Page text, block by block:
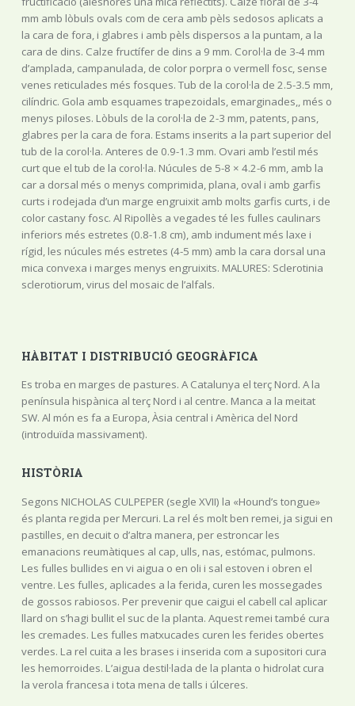
mm amb lòbuls ovals com de cera amb pèls sedosos aplicats a
la cara de fora, i glabres i amb pèls dispersos a la puntam, a la
cara de dins. Calze fructífer de dins a 9 mm. Corol·la de 3-4 mm
d’amplada, campanulada, de color porpra o vermell fosc, sense
venes reticulades més fosques. Tub de la corol·la de 2.5-3.5 mm,
cilíndric. Gola amb esquames trapezoidals, emarginades,, més o
menys piloses. Lòbuls de la corol·la de 2-3 mm, patents, pans,
glabres per la cara de fora. Estams inserits a la part superior del
tub de la corol·la. Anteres de 0.9-1.3 mm. Ovari amb l’estil més
curt que el tub de la corol·la. Núcules de 5-8 × 4.2-6 mm, amb la
car a dorsal més o menys comprimida, plana, oval i amb garfis
curts i rodejada d’un marge engruixit amb molts garfis curts, i de
color castany fosc. Al Ripollès a vegades té les fulles caulinars
inferiors més estretes (0.8-1.8 cm), amb indument més laxe i
rígid, les núcules més estretes (4-5 mm) amb la cara dorsal una
mica convexa i marges menys engruixits. MALURES: Sclerotinia
sclerotiorum, virus del mosaic de l’alfals.
HÀBITAT I DISTRIBUCIÓ GEOGRÀFICA
Es troba en marges de pastures. A Catalunya el terç Nord. A la
península hispànica al terç Nord i al centre. Manca a la meitat
SW. Al món es fa a Europa, Àsia central i Amèrica del Nord
(introduïda massivament).
HISTÒRIA
Segons NICHOLAS CULPEPER (segle XVII) la «Hound’s tongue»
és planta regida per Mercuri. La rel és molt ben remei, ja sigui en
pastilles, en decuit o d’altra manera, per estroncar les
emanacions reumàtiques al cap, ulls, nas, estómac, pulmons.
Les fulles bullides en vi aigua o en oli i sal estoven i obren el
ventre. Les fulles, aplicades a la ferida, curen les mossegades
de gossos rabiosos. Per prevenir que caigui el cabell cal aplicar
llard on s’hagi bullit el suc de la planta. Aquest remei també cura
les cremades. Les fulles matxucades curen les ferides obertes
verdes. La rel cuita a les brases i inserida com a supositori cura
les hemorroides. L’aigua destil·lada de la planta o hidrolat cura
la verola francesa i tota mena de talls i úlceres.